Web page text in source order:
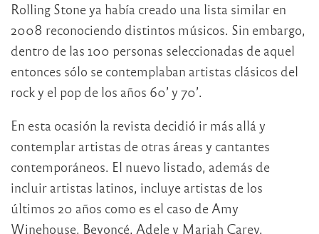
Rolling Stone ya había creado una lista similar en
2008 reconociendo distintos músicos. Sin embargo,
dentro de las 100 personas seleccionadas de aquel
entonces sólo se contemplaban artistas clásicos del
rock y el pop de los años 60’ y 70’.
En esta ocasión la revista decidió ir más allá y
contemplar artistas de otras áreas y cantantes
contemporáneos. El nuevo listado, además de
incluir artistas latinos, incluye artistas de los
últimos 20 años como es el caso de Amy
Winehouse, Beyoncé, Adele y Mariah Carey.